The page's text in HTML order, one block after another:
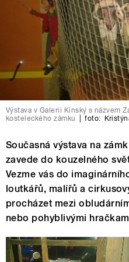
Výstava v Galerii Kinský s názvem
kosteleckého zámku
foto:
Současná výstava na
zavede do kouzelného
Vezme vás do
loutkářů, malířů a
procházet mezi
nebo pohyblivými